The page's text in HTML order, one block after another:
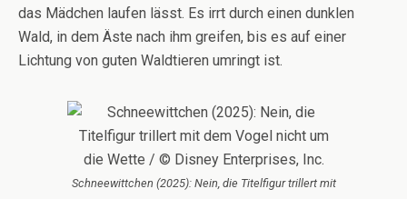
das Mädchen laufen lässt. Es irrt durch einen dunklen
Wald, in dem Äste nach ihm greifen, bis es auf einer
Lichtung von guten Waldtieren umringt ist.
Schneewittchen (2025): Nein, die Titelfigur trillert mit